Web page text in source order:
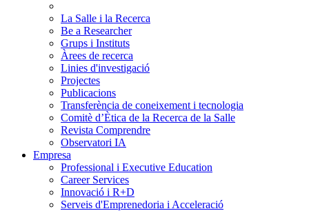
La Salle i la Recerca
Be a Researcher
Grups i Instituts
Àrees de recerca
Linies d'investigació
Projectes
Publicacions
Transferència de coneixement i tecnologia
Comitè d’Ètica de la Recerca de la Salle
Revista Comprendre
Observatori IA
Empresa
Professional i Executive Education
Career Services
Innovació i R+D
Serveis d'Emprenedoria i Acceleració